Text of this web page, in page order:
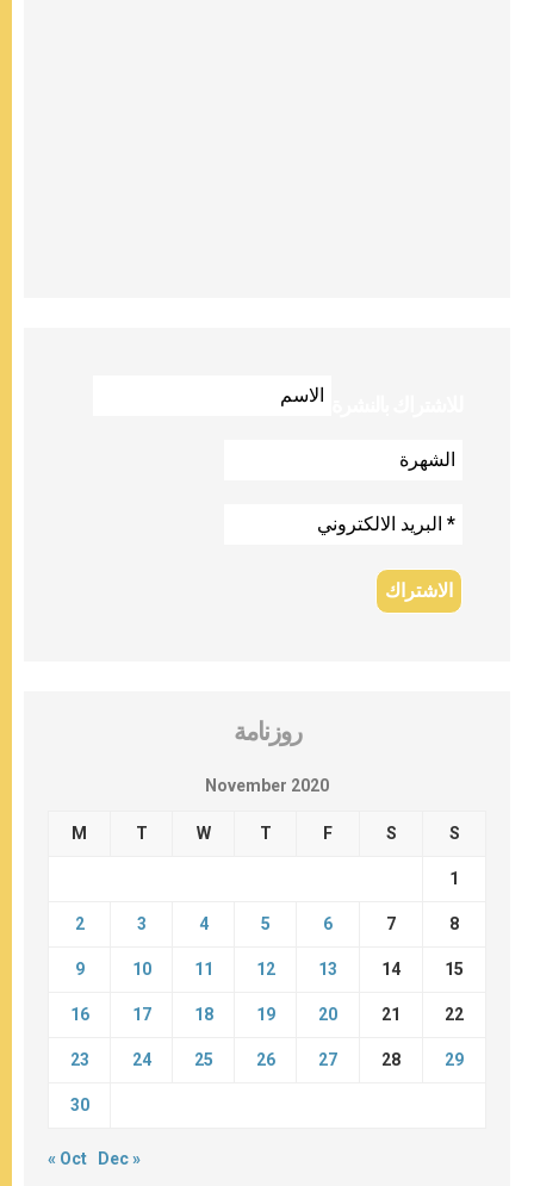
روزنامة
November 2020
M T W T F S S
1
2 3 4 5 6 7 8
9 10 11 12 13 14 15
16 17 18 19 20 21 22
23 24 25 26 27 28 29
30
« Oct Dec »